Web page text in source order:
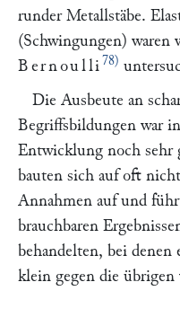
runder Metallstäbe.
(Schwingungen) waren
Bernoulli 78)
Die Ausbeute an
Begriffsbildungen war
Entwicklung noch sehr
bauten sich auf oft
Annahmen auf und
brauchbaren
behandelten, bei denen
klein gegen die